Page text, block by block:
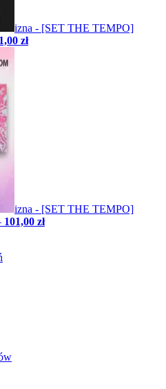
izna - [SET THE TEMPO]
zł
izna - [SET THE TEMPO]
101,00 zł